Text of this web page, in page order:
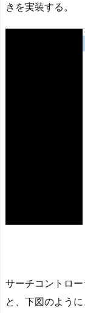
きを実装する。
サーチコントロ
と、下図のように